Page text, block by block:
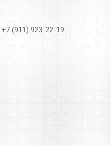
+7 (911) 923-22-19